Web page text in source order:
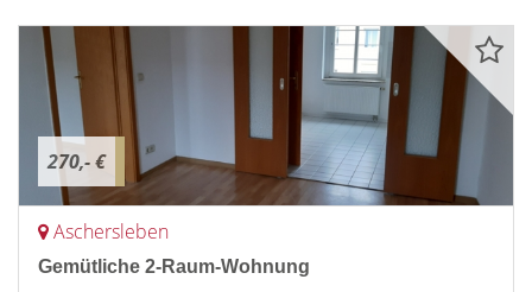
270,- €
Aschersleben
Gemütliche 2-Raum-Wohnung